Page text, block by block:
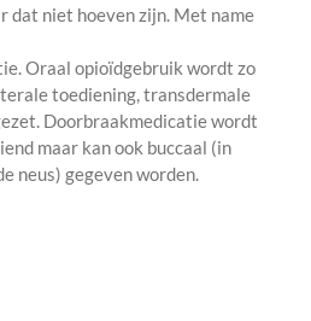
dat niet hoeven zijn. Met name
Oraal opioïdgebruik wordt zo
toediening, transdermale
Doorbraakmedicatie wordt
maar kan ook buccaal (in
neus) gegeven worden.